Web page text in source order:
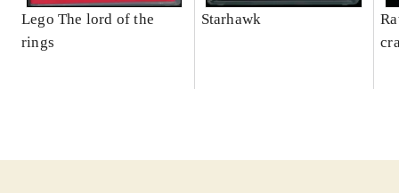
Lego The lord of the
rings
Starhawk